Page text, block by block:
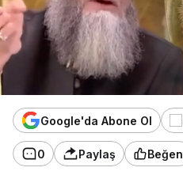
Google'da Abone Ol
0 Paylaş Beğen